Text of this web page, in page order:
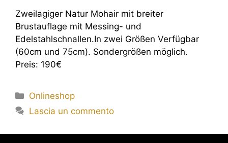
Zweilagiger Natur Mohair mit breiter
Brustauflage mit Messing- und
Edelstahlschnallen.In zwei Größen Verfügbar
(60cm und 75cm). Sondergrößen möglich.
Preis: 190€
Onlineshop
Lascia un commento